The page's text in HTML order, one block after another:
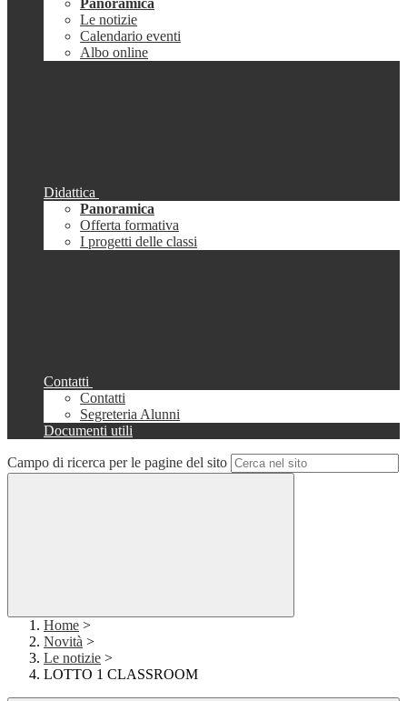
Panoramica
Le notizie
Calendario eventi
Albo online
Didattica
Panoramica
Offerta formativa
I progetti delle classi
Contatti
Contatti
Segreteria Alunni
Documenti utili
Campo di ricerca per le pagine del sito
Home >
Novità >
Le notizie >
LOTTO 1 CLASSROOM